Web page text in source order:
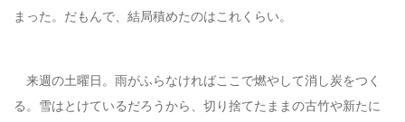
まった。だもんで、結局積めたのはこれくらい。
来週の土曜日。雨がふらなければここで燃やして消し炭をつく
る。雪はとけているだろうから、切り捨てたままの古竹や新たに